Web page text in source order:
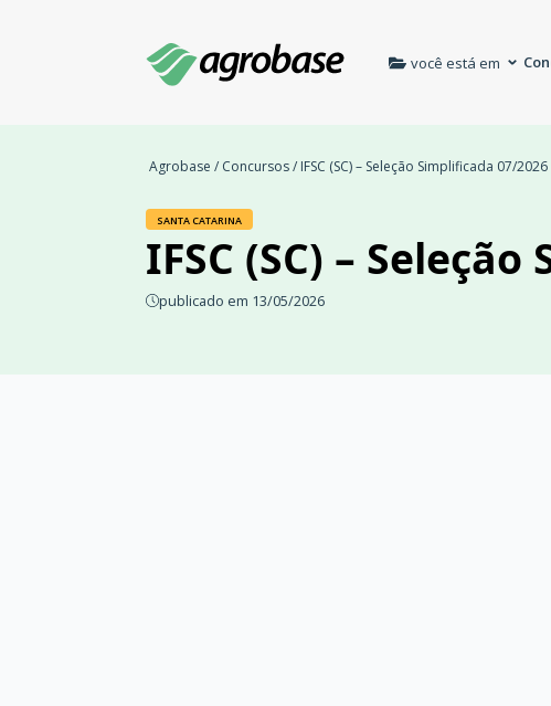
você está em
Agrobase / Concursos/ IFSC (SC) – Seleção Simplificada 07/2026
SANTA CATARINA
IFSC (SC) –
publicado em 13/05/2026